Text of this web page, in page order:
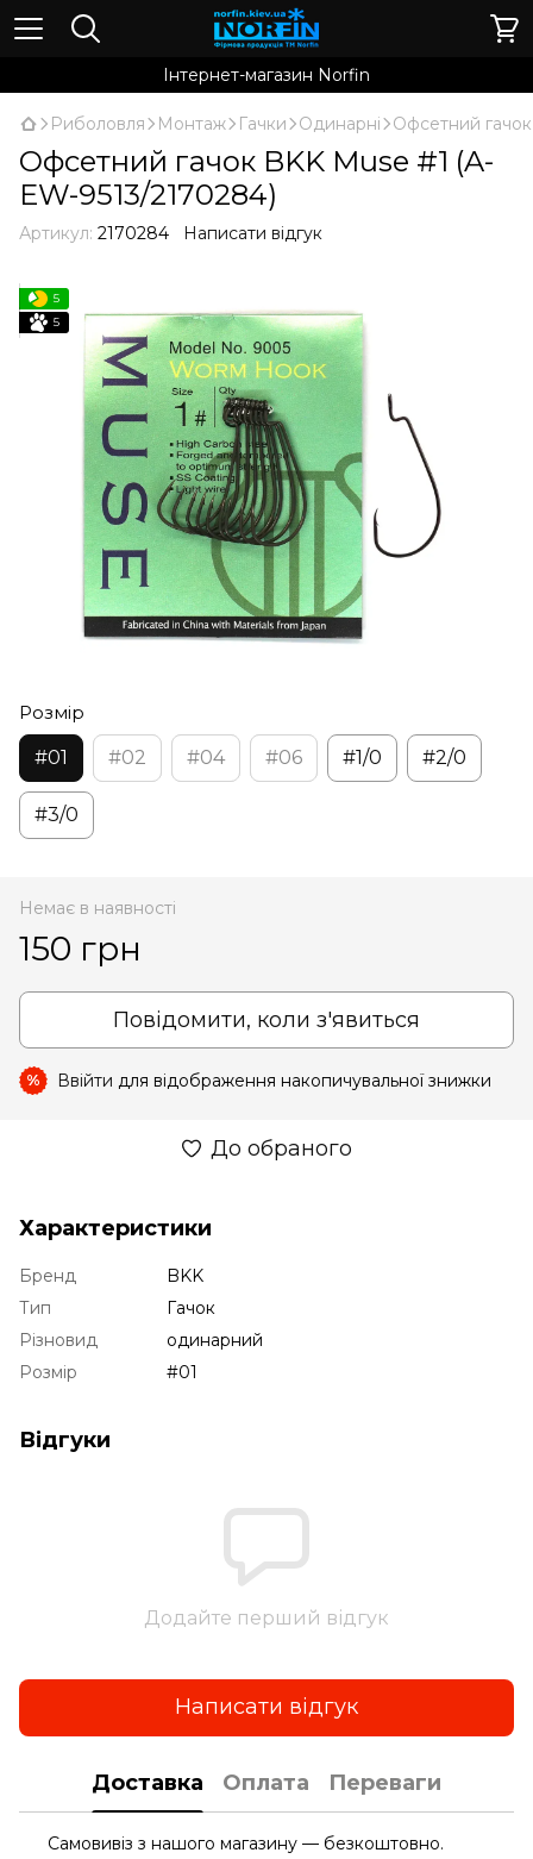
Інтернет-магазин Norfin
Риболовля Монтаж Гачки Одинарні Офсетний
Офсетний гачок BKK Muse #1 (A-
EW-9513/2170284)
Артикул: 2170284 Написати відгук
5
5
Розмір
#01
#02 #04 #06 #1/0 #2/0
#3/0
Немає в наявності
150 грн
Повідомити, коли з'явиться
% Ввійти для відображення накопичувальної знижки
До обраного
Характеристики
Бренд
BKK
Тип
Гачок
Різновид
одинарний
Розмір
#01
Відгуки
Додайте перший відгук
Написати відгук
Доставка Оплата Переваги
Самовивіз з нашого магазину — безкоштовно.